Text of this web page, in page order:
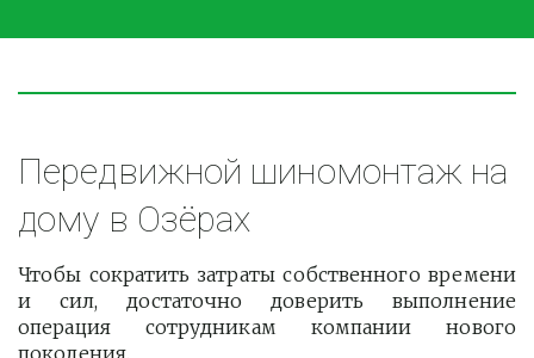
Передвижной шиномонтаж на
дому в Озёрах
Чтобы сократить затраты собственного времени
и сил, достаточно доверить выполнение
операция сотрудникам компании нового
поколения.